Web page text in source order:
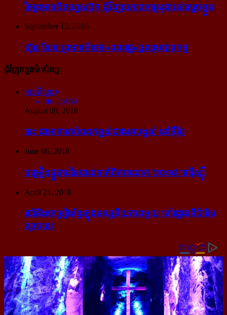
ថៃ​ព្រមាន​បិត​ហ្វេសប៊ុក ជុំ​វិញ​រូបភាព​អាស្រូវ​របស់​ស្ដេច​ខ្លួន
September 13, 2016
ហ៊ុន សែន ព្រមាន​កំទេច​«ពលរដ្ឋ»​ចូលរួម​បាតុកម្ម
ជុំវិញវប្បធម៌ សិល្បៈ
អានពិស្ដារ
20859
August 09, 2018
នេះ ជា​អាគារ​កប់​ពពក​ខ្ពស់​ជាង​គេ​បង្អស់ នៅ​អ៊ឺរ៉ុប
June 06, 2018
ចម្រៀង​ផ្លូវការ​នៃ​បាល់ទាត់​ពិភពលោក ២០១៨ នៅ​រ៉ូស្ស៊ី
April 21, 2018
របាំ​និង​ចម្រៀង​ខ្មែរ​ក្នុង​ទស្សនីយភាព​មួយ នៅ​រដ្ឋធានី​ប៉ារីស​
ល្ងាច​នេះ